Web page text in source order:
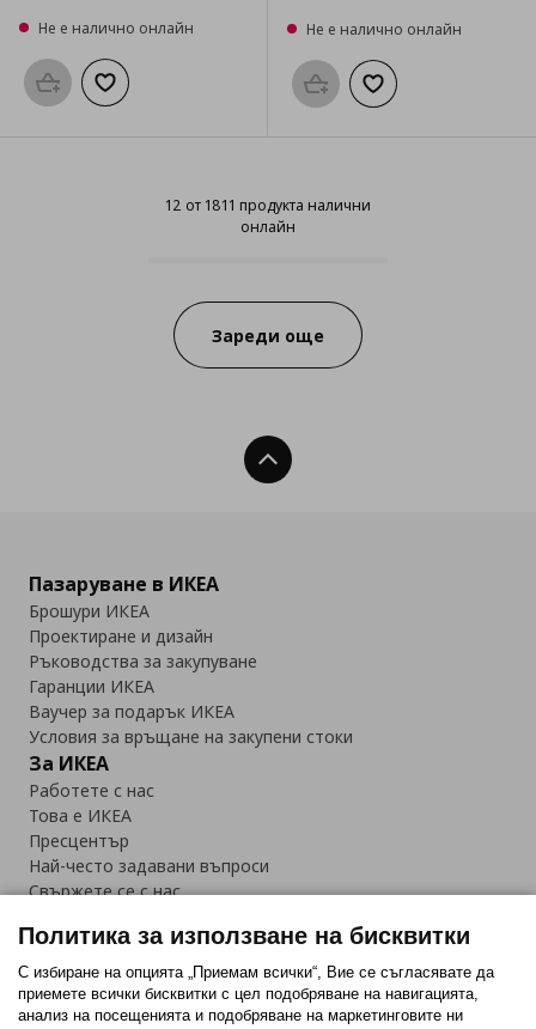
Не е налично онлайн
Προσθήκη στο καλάθι
Добави към списъка с любими
Не е налично онлайн
Προσθήκη στο καλάθι
Добави към
12 от 1811 продукта налични
онлайн
12 от 1811 продукта налични
Зареди още
Нагоре
Пазаруване в ИКЕА
Брошури ИКЕА
Проектиране и дизайн
Ръководства за закупуване
Гаранции ИКЕА
Ваучер за подарък ИКЕА
Условия за връщане на закупени стоки
За ИКЕА
Работете с нас
Това е ИКЕА
Пресцентър
Най-често задавани въпроси
Свържете се с нас
Политика за използване на бисквитки
С избиране на опцията „Приемам всички“, Вие се съгласявате да
приемете всички бисквитки с цел подобряване на навигацията,
анализ на посещенията и подобряване на маркетинговите ни